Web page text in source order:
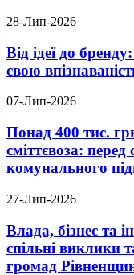
28-Лип-2026
Від ідеї до
свою
07-Лип-2026
Понад 400 тис.
сміттєвоза:
комунального
27-Лип-2026
Влада, бізнес та
спільні виклики
громад